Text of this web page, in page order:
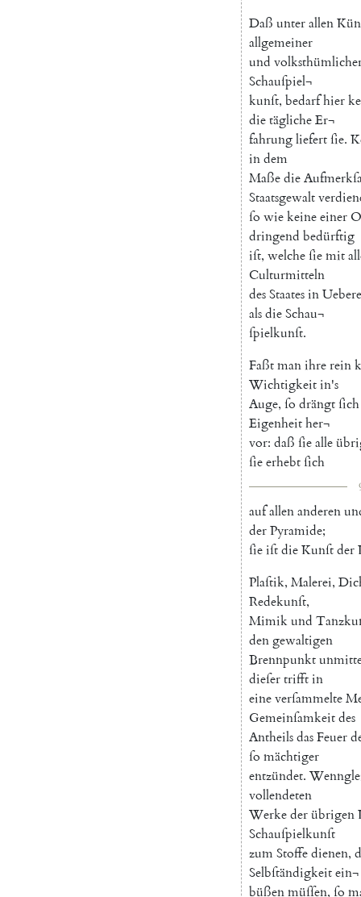
Daß unterallen
allgemeiner
und
Schauſpiel¬
kunſt, bedarfhier
dietäglicheEr¬
fahrungliefertſie.
indem
Maßedie
Staatsgewalt
ſo wiekeineeiner
dringend bedürftig
iſt, welcheſiemit
Culturmitteln
desStaatesin
alsdieSchau¬
ſpielkunſt.
Faßtmanihrerein
Wichtigkeitin's
Auge, ſo drängtſich
Eigenheither¬
vor: daß ſiealle
ſieerhebtſich
aufallenanderen
derPyramide;
ſieiſtdieKunſtder
Plaſtik, Malerei,
Redekunſt,
Mimikund
dengewaltigen
Brennpunkt
dieſertrifftin
eineverſammelte
Gemeinſamkeitdes
AntheilsdasFeuer
ſo mächtiger
entzündet.
vollendeten
Werkederübrigen
Schauſpielkunſt
zumStoffedienen,
Selbſtändigkeitein¬
büßenmüſſen, ſo